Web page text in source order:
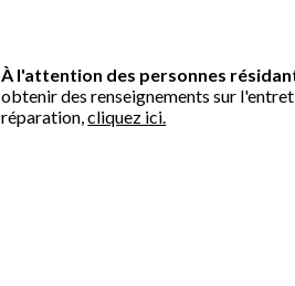
À l'attention des personnes
obtenir des renseignements sur
réparation,cliquez ici.